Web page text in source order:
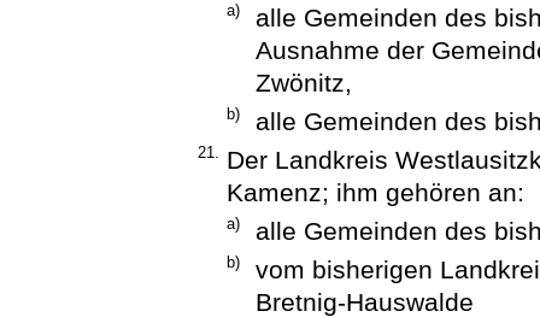
a)
alle Gemeinden des
Ausnahme der
Zwönitz,
b) alle Gemeinden des
21. Der Landkreis
Kamenz; ihm gehören an:
a) alle Gemeinden des
b)
vom bisherigen
Bretnig-Hauswalde